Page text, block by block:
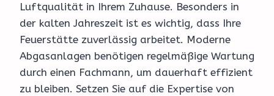
Luftqualität in Ihrem Zuhause. Besonders in
der kalten Jahreszeit ist es wichtig, dass Ihre
Feuerstätte zuverlässig arbeitet. Moderne
Abgasanlagen benötigen regelmäßige Wartung
durch einen Fachmann, um dauerhaft effizient
zu bleiben. Setzen Sie auf die Expertise von